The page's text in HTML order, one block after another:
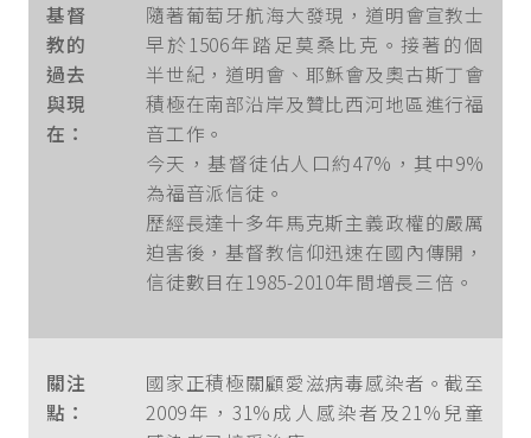
基督
教的
過去
與現
在：
隨著葡萄牙航海大發現，道明會宣教士
早於1506年踏足莫桑比克。接著的個
半世紀，道明會、耶穌會及奧古斯丁會
積極在南部沿岸及贊比西河地區進行福
音工作。
今天，基督徒佔人口約47%，其中9%
為福音派信徒。
歷經長達十多年馬克斯主義政權的嚴厲
迫害後，基督教信仰迅速在國內傳開，
信徒數目在1985-2010年間增長三倍。
關注
點：
國家正積極關顧愛滋病毒感染者。截至
2009年，31%成人感染者及21%兒童